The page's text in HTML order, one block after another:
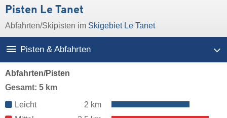
Pisten Le Tanet
Abfahrten/Skipisten im Skigebiet Le Tanet
Pisten & Abfahrten
Abfahrten/Pisten
Gesamt: 5 km
Leicht
2 km